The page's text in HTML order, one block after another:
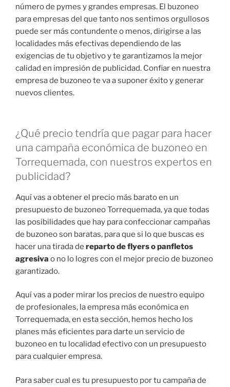
número de pymes y grandes empresas. El buzoneo
para empresas del que tanto nos sentimos orgullosos
puede ser más contundente o menos, dirigirse a las
localidades más efectivas dependiendo de las
exigencias de tu objetivo y te garantizamos la mejor
calidad en impresión de publicidad. Confiar en nuestra
empresa de buzoneo te va a suponer éxito y generar
nuevos clientes.
¿Qué precio tendría que pagar para hacer
una campaña económica de buzoneo en
Torrequemada, con nuestros expertos en
publicidad?
Aquí vas a obtener el precio más barato en un
presupuesto de buzoneo Torrequemada, ya que todas
las posibilidades que hay para confeccionar campañas
de buzoneo son baratas, para que si lo que buscas es
hacer una tirada de reparto de flyers o panfletos
agresiva o no lo logres con el mejor precio de buzoneo
garantizado.
Aquí vas a poder mirar los precios de nuestro equipo
de profesionales, la empresa más económica en
Torrequemada, en esta sección, hemos hecho los
planes más eficientes para darte un servicio de
buzoneo en tu localidad efectivo con un presupuesto
para cualquier empresa.
Para saber cual es tu presupuesto por tu campaña de